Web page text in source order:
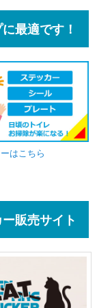
最適です！
はこちら
販売サイト